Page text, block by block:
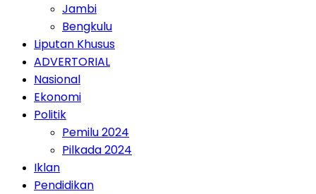
Jambi
Bengkulu
Liputan Khusus
ADVERTORIAL
Nasional
Ekonomi
Politik
Pemilu 2024
Pilkada 2024
Iklan
Pendidikan